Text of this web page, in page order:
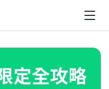
定全攻略